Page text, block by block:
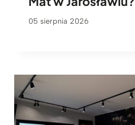
05 sierpnia 2026